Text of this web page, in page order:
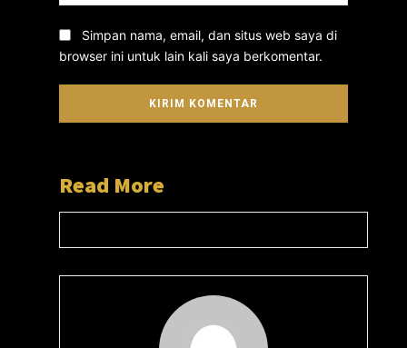
Simpan nama, email, dan situs web saya di
browser ini untuk lain kali saya berkomentar.
Read More